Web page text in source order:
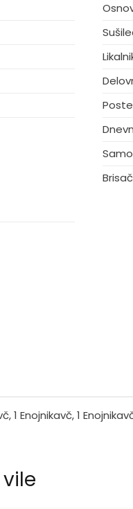
1 Enojnikavč, 1